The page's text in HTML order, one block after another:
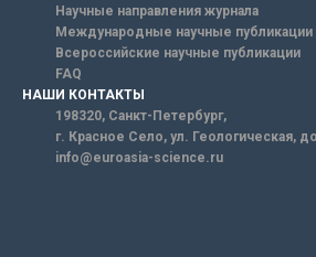
Научные направления журнала
Международные научные публикации
Всероссийские научные публикации
FAQ
НАШИ КОНТАКТЫ
198320, Санкт-Петербург,
г. Красное Село, ул. Геологическая,
info@euroasia-science.ru